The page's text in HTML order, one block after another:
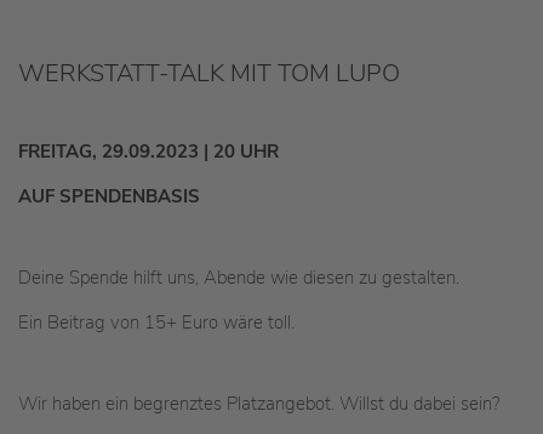
WERKSTATT-TALK MIT TOM LUPO
FREITAG, 29.09.2023 | 20 UHR
AUF SPENDENBASIS
Deine Spende hilft uns, Abende wie diesen zu gestalten.
Ein Beitrag von 15+ Euro wäre toll.
Wir haben ein begrenztes Platzangebot. Willst du dabei sein?